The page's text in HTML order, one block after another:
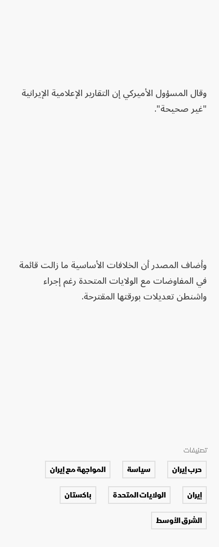
وقال المسؤول الأميركي إن التقارير الإعلامية الإيرانية
"غير صحيحة".
وأضاف المصدر أن الخلافات الأساسية ما زالت قائمة
في المفاوضات مع الولايات المتحدة رغم إجراء
واشنطن تعديلات بورقتها المقترحة.
تصنيفات
حرب إيران سياسة
المواجهة مع إيران
إيران
الولايات المتحدة
باكستان
الشرق الأوسط